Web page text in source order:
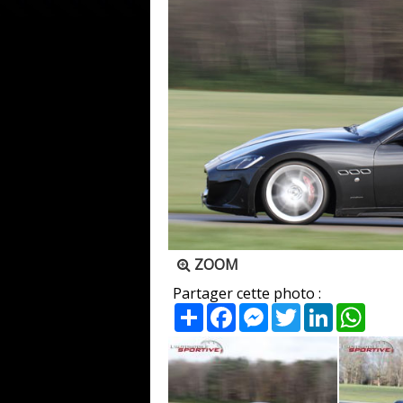
ZOOM
Partager cette photo :
PartagerFacebookMessenger
TwitterLinkedIn